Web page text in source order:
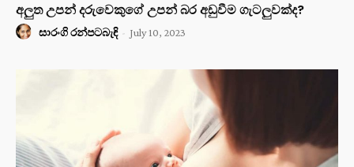
අලුත උපන් දරුවෙකුගේ උපන් බර අඩුවීම ගැටලුවක්ද?
සාරංගි රන්පටබැඳි - July 10, 2023